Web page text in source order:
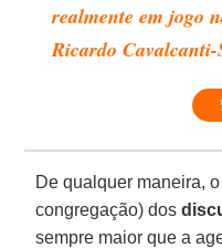
realmente em jogo
Ricardo
De qualquer maneira,
congregação) dos
sempre maior que a